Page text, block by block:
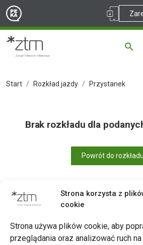
Strona korzysta z
cookie
Strona używa plików cookie, aby
przeglądania oraz analizować ruch
Start Rozkład jazdy Przystanek
Brak rozkładu dla
Powrót do rozkładu